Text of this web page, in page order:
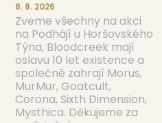
8. 8. 2026
Zveme všechny na akci
na Podhájí u Horšovského
Týna, Bloodcreek mají
oslavu 10 let existence a
společně zahrají Morus,
MurMur, Goatcult,
Corona, Sixth Dimension,
Mysthica. Děkujeme za